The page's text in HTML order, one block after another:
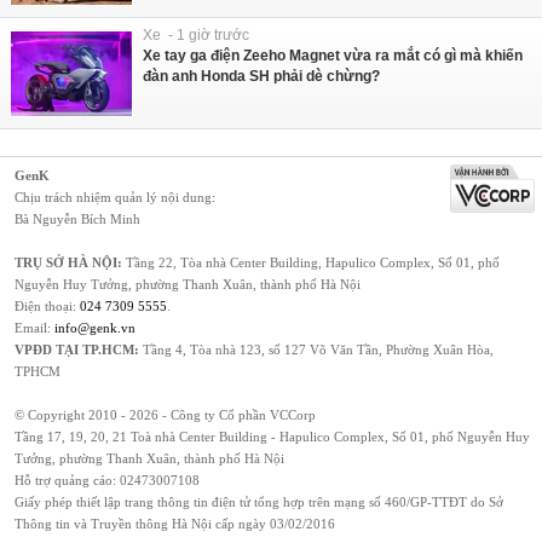
Xe - 1 giờ trước
Xe tay ga điện Zeeho Magnet vừa ra mắt có gì mà khiến
đàn anh Honda SH phải dè chừng?
GenK
Chịu trách nhiệm quản lý nội dung:
Bà Nguyễn Bích Minh
TRỤ SỞ HÀ NỘI: Tầng 22, Tòa nhà Center Building, Hapulico Complex, Số 01, phố
Nguyễn Huy Tưởng, phường Thanh Xuân, thành phố Hà Nội
Điện thoại: 024 7309 5555.
Email: info@genk.vn
VPĐD TẠI TP.HCM: Tầng 4, Tòa nhà 123, số 127 Võ Văn Tần, Phường Xuân Hòa,
TPHCM
© Copyright 2010 - 2026 - Công ty Cổ phần VCCorp
Tầng 17, 19, 20, 21 Toà nhà Center Building - Hapulico Complex, Số 01, phố Nguyễn Huy
Tưởng, phường Thanh Xuân, thành phố Hà Nội
Hỗ trợ quảng cáo: 02473007108
Giấy phép thiết lập trang thông tin điện tử tổng hợp trên mạng số 460/GP-TTĐT do Sở
Thông tin và Truyền thông Hà Nội cấp ngày 03/02/2016